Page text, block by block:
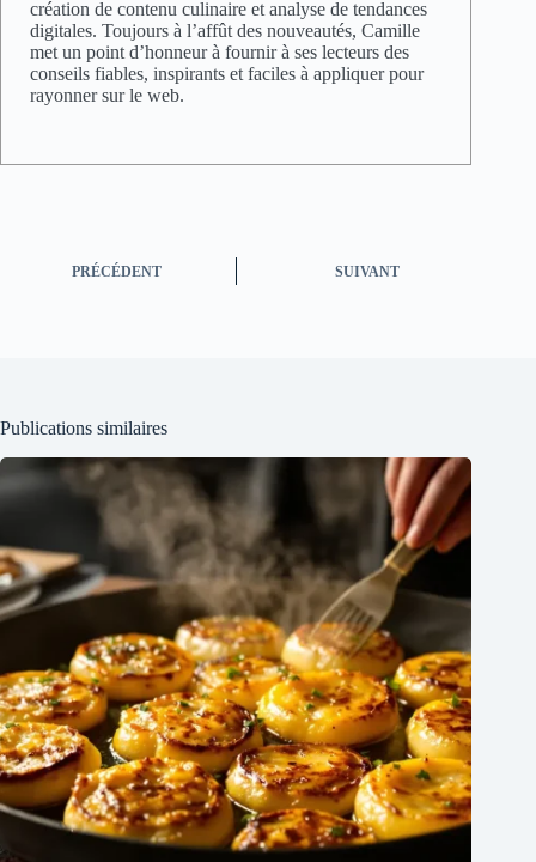
création de contenu culinaire et analyse de tendances
digitales. Toujours à l’affût des nouveautés, Camille
met un point d’honneur à fournir à ses lecteurs des
conseils fiables, inspirants et faciles à appliquer pour
rayonner sur le web.
PRÉCÉDENT SUIVANT
Publications similaires